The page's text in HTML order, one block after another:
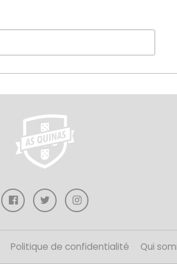
Politique de confidentialité Qui